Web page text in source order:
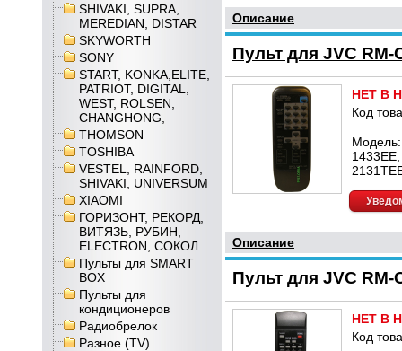
SHIVAKI, SUPRA,
MEREDIAN, DISTAR
SKYWORTH
SONY
START, KONKA,ELITE,
PATRIOT, DIGITAL,
WEST, ROLSEN,
CHANGHONG,
THOMSON
TOSHIBA
VESTEL, RAINFORD,
SHIVAKI, UNIVERSUM
XIAOMI
ГОРИЗОНТ, РЕКОРД,
ВИТЯЗЬ, РУБИН,
ELECTRON, СОКОЛ
Пульты для SMART
BOX
Пульты для
кондиционеров
Радиобрелок
Разное (TV)
Описание
Пульт для JVC RM-
НЕТ В
Код
Модель:
1433EE,
Описание
Пульт для JVC RM-
НЕТ В
Код